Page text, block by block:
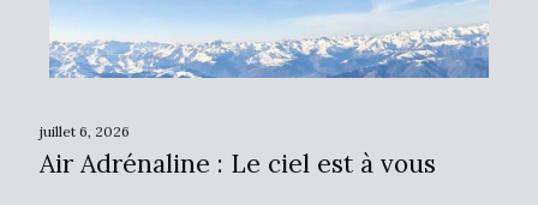
juillet 6, 2026
Air Adrénaline : Le ciel est à vous